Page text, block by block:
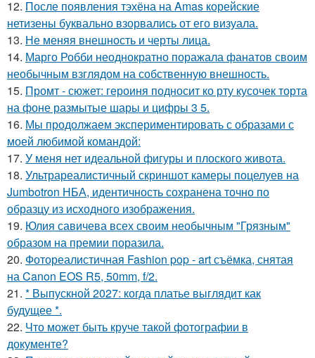
12. После появления тэхёна на Amas корейские
нетизены буквально взорвались от его визуала.
13. Не меняя внешность и черты лица.
14. Марго Робби неоднократно поражала фанатов своим
необычным взглядом на собственную внешность.
15. Промт - сюжет: героиня подносит ко рту кусочек торта
на фоне размытые шары и цифры 3 5.
16. Мы продолжаем экспериментировать с образами с
моей любимой командой:
17. У меня нет идеальной фигуры и плоского живота.
18. Ультрареалистичный скриншот камеры поцелуев на
Jumbotron НБА, идентичность сохранена точно по
образцу из исходного изображения.
19. Юлия савичева всех своим необычным "Грязным"
образом на премии поразила.
20. Фотореалистичная Fashion pop - art съёмка, снятая
на Canon EOS R5, 50mm, f/2.
21. * Выпускной 2027: когда платье выглядит как
будущее *.
22. Что может быть круче такой фотографии в
документе?